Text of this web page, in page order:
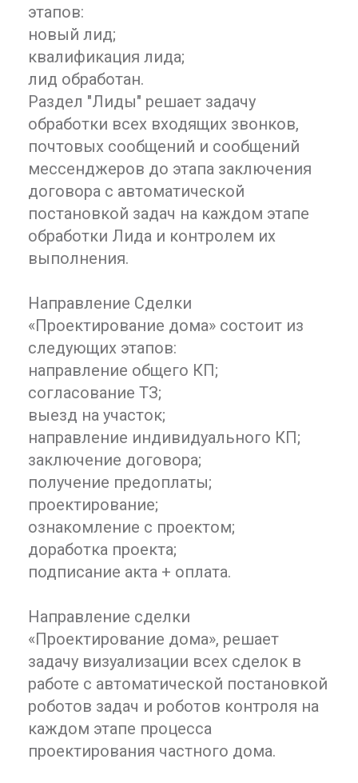
этапов:
новый лид;
квалификация лида;
лид обработан.
Раздел "Лиды" решает задачу
обработки всех входящих звонков,
почтовых сообщений и сообщений
мессенджеров до этапа заключения
договора с автоматической
постановкой задач на каждом этапе
обработки Лида и контролем их
выполнения.
Направление Сделки
«Проектирование дома» состоит из
следующих этапов:
направление общего КП;
согласование ТЗ;
выезд на участок;
направление индивидуального КП;
заключение договора;
получение предоплаты;
проектирование;
ознакомление с проектом;
доработка проекта;
подписание акта + оплата.
Направление сделки
«Проектирование дома», решает
задачу визуализации всех сделок в
работе с автоматической постановкой
роботов задач и роботов контроля на
каждом этапе процесса
проектирования частного дома.